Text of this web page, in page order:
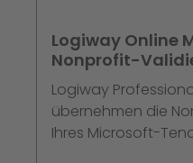
Logiway Online
Nonprofit-
Logiway
übernehmen die
Ihres Microsoft-